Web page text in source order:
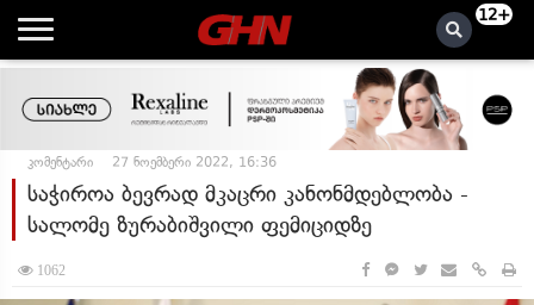
12+
კომენტარი 27 ნოემბერი 2022, 16:36
საჭიროა ბევრად მკაცრი კანონმდებლობა -
სალომე ზურაბიშვილი ფემიციდზე
1062